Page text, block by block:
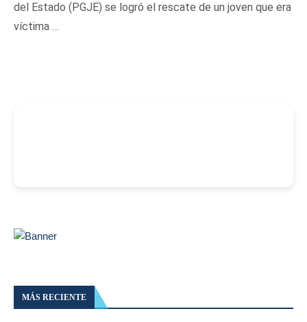
del Estado (PGJE) se logró el rescate de un joven que era
víctima …
MÁS RECIENTE